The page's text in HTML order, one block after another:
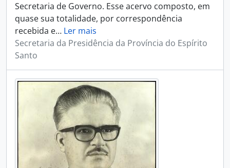
Secretaria de Governo. Esse acervo composto, em
quase sua totalidade, por correspondência
recebida e… Ler mais
Secretaria da Presidência da Província do Espírito
Santo